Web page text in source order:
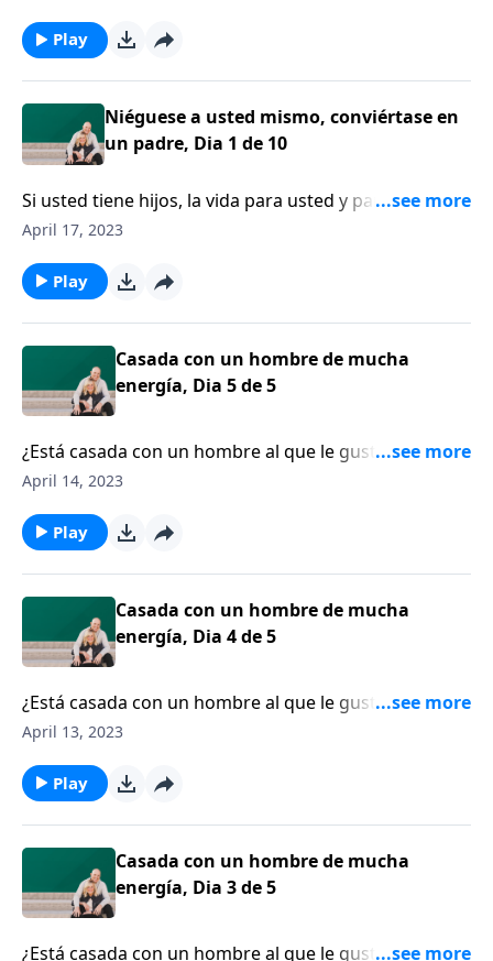
Play
Niéguese a usted mismo, conviértase en
un padre, Dia 1 de 10
Si usted tiene hijos, la vida para usted y para ellos sin
duda es bastante agitada. Pero, ¿están todos
April 17, 2023
Play
Casada con un hombre de mucha
energía, Dia 5 de 5
¿Está casada con un hombre al que le gusta
mantenerse ocupado? ¿A lo mejor él funciona mejor
¿Se ha visto como alguien que compite por su
tiempo, por su atención y por su afecto?
April 14, 2023
Play
Casada con un hombre de mucha
energía, Dia 4 de 5
¿Está casada con un hombre al que le gusta
mantenerse ocupado? ¿A lo mejor él funciona mejor
¿Se ha visto como alguien que compite por su
tiempo, por su atención y por su afecto?
April 13, 2023
Play
Casada con un hombre de mucha
energía, Dia 3 de 5
¿Está casada con un hombre al que le gusta